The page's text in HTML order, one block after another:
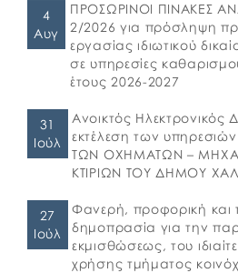
4
Αυγ
ΠΡΟΣΩΡΙΝΟΙ ΠΙΝΑΚΕΣ
2/2026 για πρόσληψη
εργασίας ιδιωτικού
σε υπηρεσίες
έτους 2026-2027
31
Ιούλ
Ανοικτός Ηλεκτρονικός
εκτέλεση των
ΤΩΝ ΟΧΗΜΑΤΩΝ –
ΚΤΙΡΙΩΝ ΤΟΥ ΔΗΜΟΥ
27
Ιούλ
Φανερή, προφορική και
δημοπρασία για την
εκμισθώσεως, του
χρήσης τμήματος